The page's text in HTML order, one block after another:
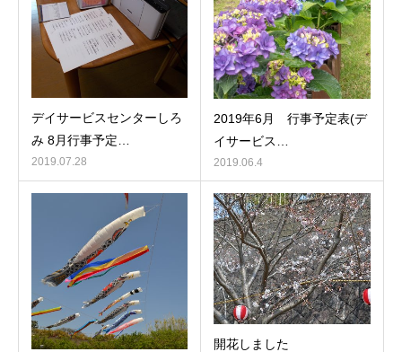
デイサービスセンターしろ
み 8月行事予定…
2019.07.28
2019年6月 行事予定表(デ
イサービス…
2019.06.4
開花しました